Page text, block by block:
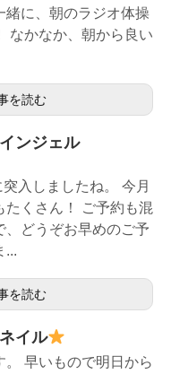
緒に、朝のラジオ体操
なかなか、朝から良い
を読む
ンジェル
入しましたね。 今月
たくさん！ ご予約も混
、どうぞお早めのご予
...
を読む
イル
。 早いもので明日から